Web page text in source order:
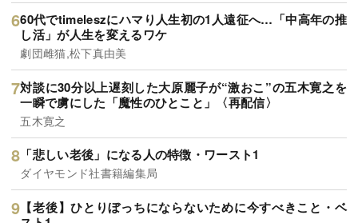
60代でtimeleszにハマり人生初の1人遠征へ…「中高年の推
し活」が人生を変えるワケ
劇団雌猫,松下真由美
対談に30分以上遅刻した大原麗子が“激おこ”の五木寛之を
一瞬で虜にした「魔性のひとこと」〈再配信〉
五木寛之
「悲しい老後」になる人の特徴・ワースト1
ダイヤモンド社書籍編集局
【老後】ひとりぼっちにならないために今すべきこと・ベ